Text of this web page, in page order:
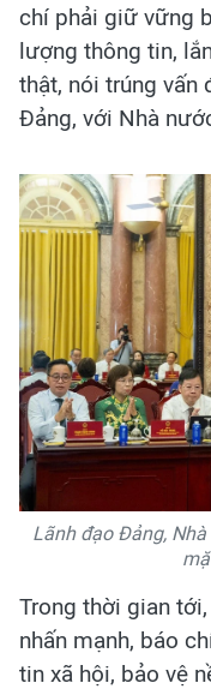
chí phải giữ vững
lượng thông tin,
thật, nói trúng vấn
Đảng, với Nhà
Lãnh đạo Đảng,
Trong thời gian
nhấn mạnh, báo
tin xã hội, bảo vệ